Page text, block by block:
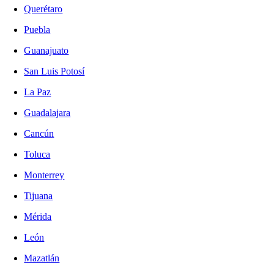
Querétaro
Puebla
Guanajuato
San Luis Potosí
La Paz
Guadalajara
Cancún
Toluca
Monterrey
Tijuana
Mérida
León
Mazatlán